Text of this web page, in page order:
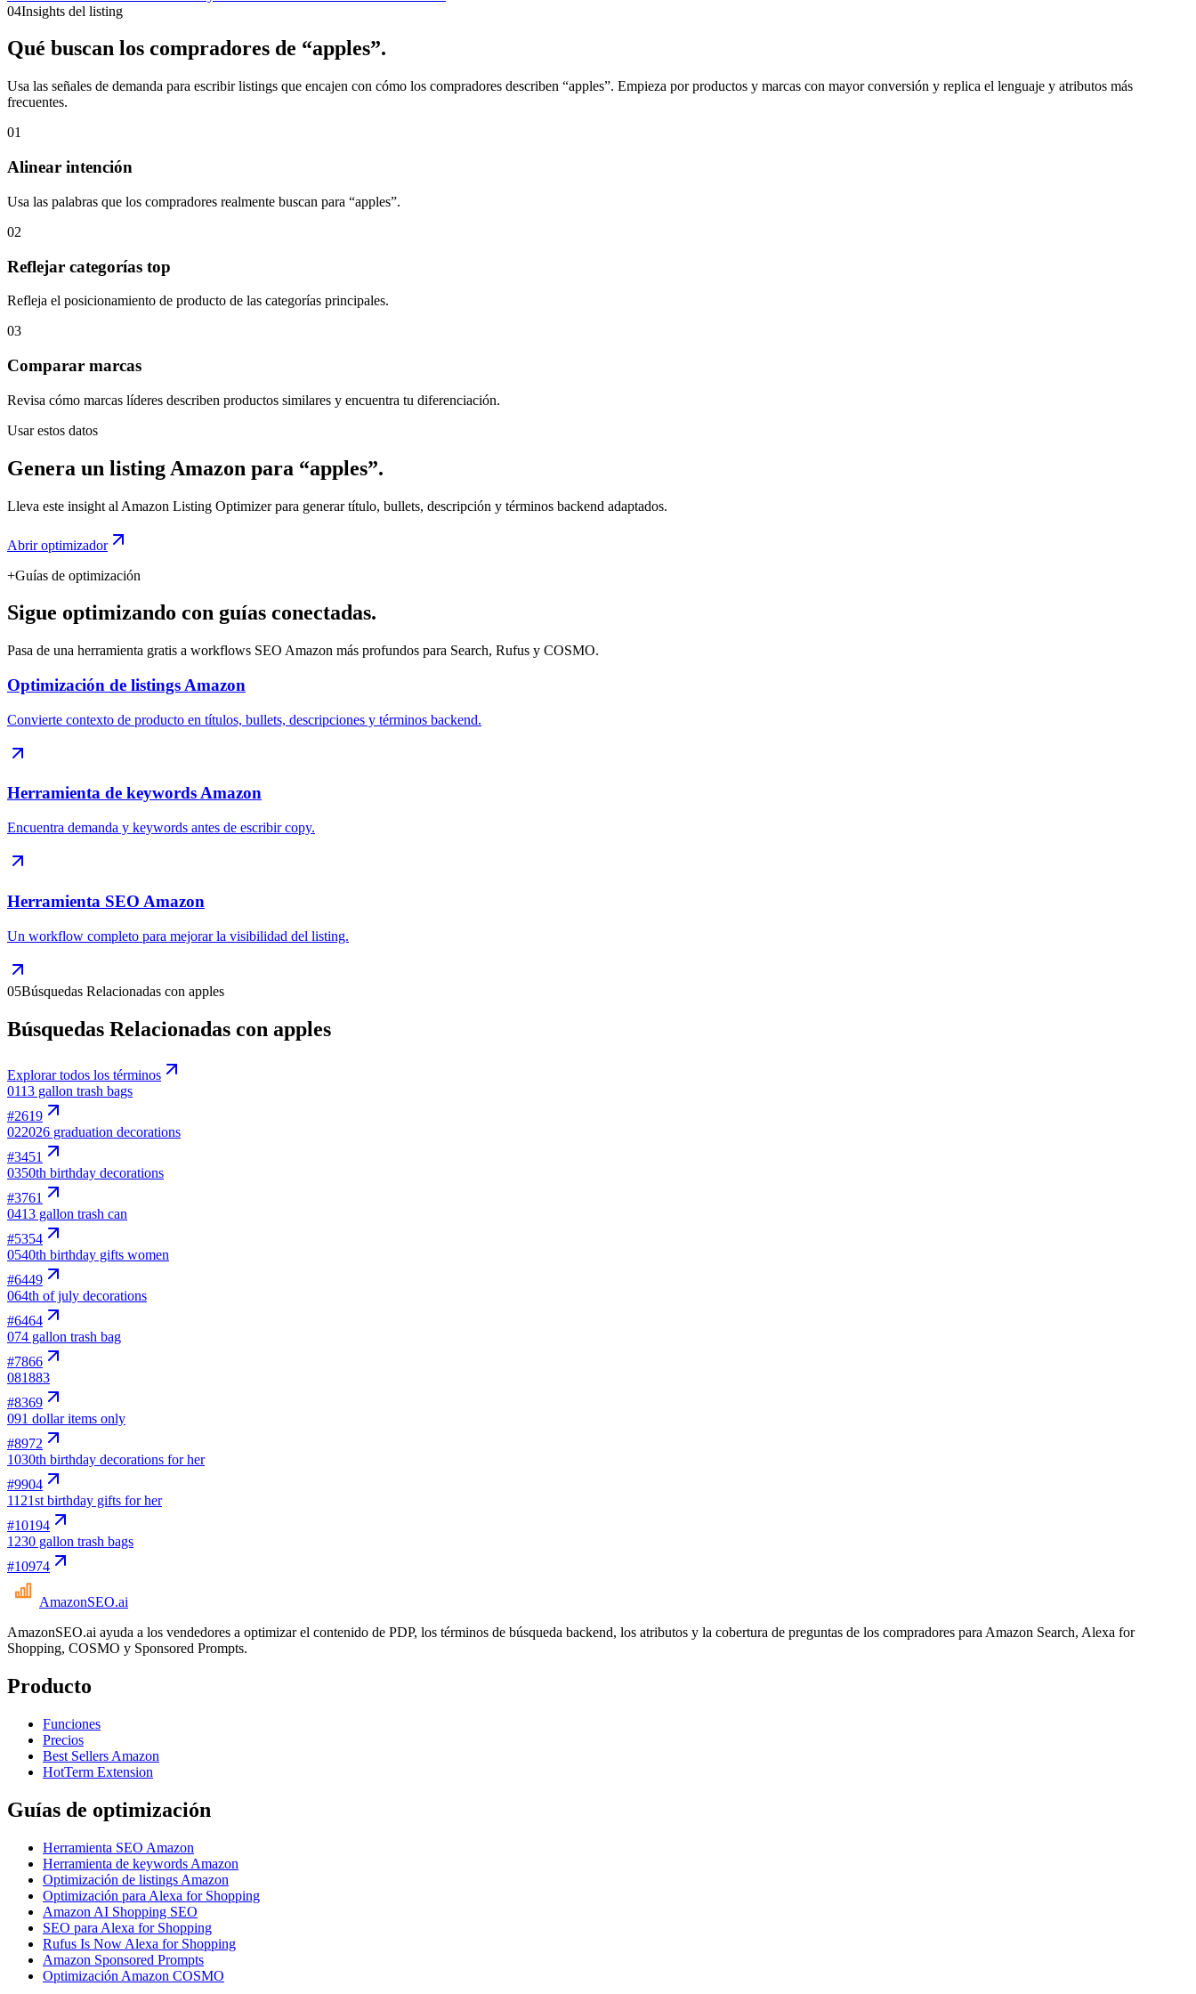
04Insights del listing
Qué buscan los compradores de “apples”.
Usa las señales de demanda para escribir listings que encajen con cómo los compradores describen “apples”. Empieza por productos y marcas con mayor conversión y replica el lenguaje y atributos más
frecuentes.
01
Alinear intención
Usa las palabras que los compradores realmente buscan para “apples”.
02
Reflejar categorías top
Refleja el posicionamiento de producto de las categorías principales.
03
Comparar marcas
Revisa cómo marcas líderes describen productos similares y encuentra tu diferenciación.
Usar estos datos
Genera un listing Amazon para “apples”.
Lleva este insight al Amazon Listing Optimizer para generar título, bullets, descripción y términos backend adaptados.
Abrir optimizador
+Guías de optimización
Sigue optimizando con guías conectadas.
Pasa de una herramienta gratis a workflows SEO Amazon más profundos para Search, Rufus y COSMO.
Optimización de listings Amazon
Convierte contexto de producto en títulos, bullets, descripciones y términos backend.
Herramienta de keywords Amazon
Encuentra demanda y keywords antes de escribir copy.
Herramienta SEO Amazon
Un workflow completo para mejorar la visibilidad del listing.
05Búsquedas Relacionadas con apples
Búsquedas Relacionadas con apples
Explorar todos los términos
0113 gallon trash bags
#2619
022026 graduation decorations
#3451
0350th birthday decorations
#3761
0413 gallon trash can
#5354
0540th birthday gifts women
#6449
064th of july decorations
#6464
074 gallon trash bag
#7866
081883
#8369
091 dollar items only
#8972
1030th birthday decorations for her
#9904
1121st birthday gifts for her
#10194
1230 gallon trash bags
#10974
AmazonSEO.ai
AmazonSEO.ai ayuda a los vendedores a optimizar el contenido de PDP, los términos de búsqueda backend, los atributos y la cobertura de preguntas de los compradores para Amazon Search, Alexa for
Shopping, COSMO y Sponsored Prompts.
Producto
Funciones
Precios
Best Sellers Amazon
HotTerm Extension
Guías de optimización
Herramienta SEO Amazon
Herramienta de keywords Amazon
Optimización de listings Amazon
Optimización para Alexa for Shopping
Amazon AI Shopping SEO
SEO para Alexa for Shopping
Rufus Is Now Alexa for Shopping
Amazon Sponsored Prompts
Optimización Amazon COSMO